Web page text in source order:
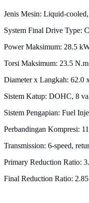
Jenis Mesin: Liquid-
System Final Drive Type:
Power Maksimum: 28.5
Torsi Maksimum: 23.5
Diameter x Langkah: 62.0
Sistem Katup: DOHC, 8
Sistem Pengapian: Fuel
Perbandingan Kompresi:
Transmission: 6-speed,
Primary Reduction Ratio:
Final Reduction Ratio: